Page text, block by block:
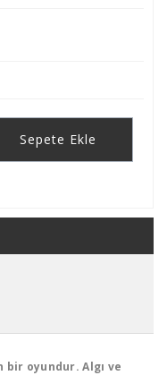
Sepete Ekle
oyundur. Algı ve